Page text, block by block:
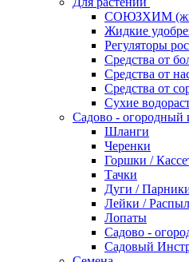
СОЮЗХИМ
Жидкие
Регуляторы
Средства от
Средства от
Средства от
Сухие
Садово - огородный
Шланги
Черенки
Горшки /
Тачки
Дуги /
Лейки /
Лопаты
Садово -
Садовый